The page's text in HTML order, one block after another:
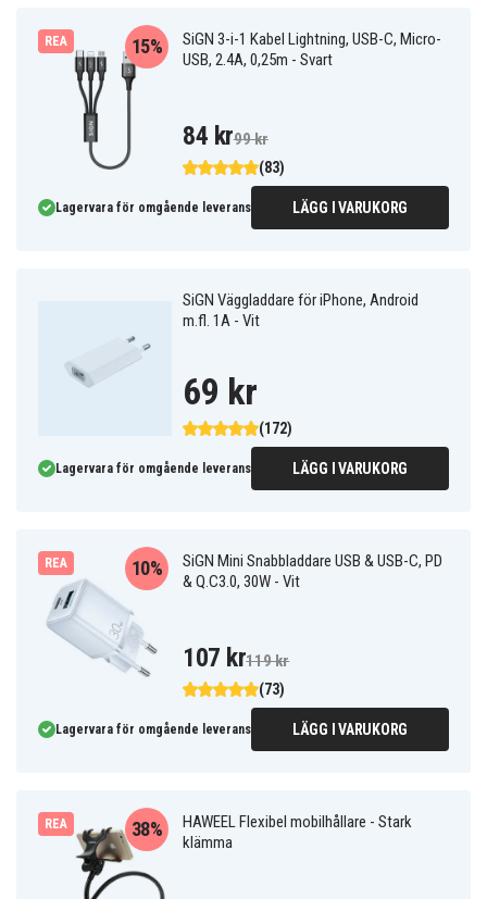
REA
SiGN 3-i-1 Kabel Lightning, USB-C, Micro-
USB, 2.4A, 0,25m - Svart
(83)
15%
84 kr99 kr
Lagervara för omgående leverans LÄGG I VARUKORG
SiGN Väggladdare för iPhone, Android
m.fl. 1A - Vit
(172)
69 kr
Lagervara för omgående leverans LÄGG I VARUKORG
REA
SiGN Mini Snabbladdare USB & USB-C, PD
& Q.C3.0, 30W - Vit
(73)
10%
107 kr119 kr
Lagervara för omgående leverans LÄGG I VARUKORG
REA
HAWEEL Flexibel mobilhållare - Stark
klämma
38%